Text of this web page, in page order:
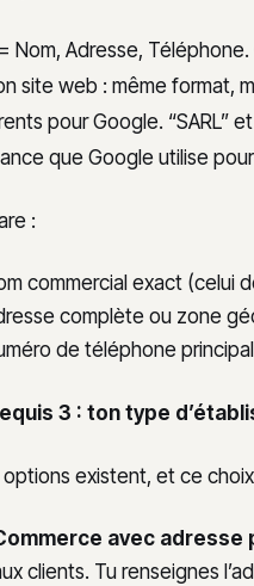
Nom, Adresse,
site web : même format,
pour Google. “SARL”
que Google utilise
:
commercial exact (celui
complète ou zone
de téléphone
3 : ton type
options existent, et ce
avec adresse
clients. Tu renseignes